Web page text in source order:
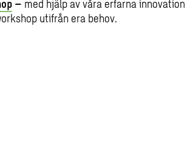
– med hjälp av våra erfarna
utifrån era behov.